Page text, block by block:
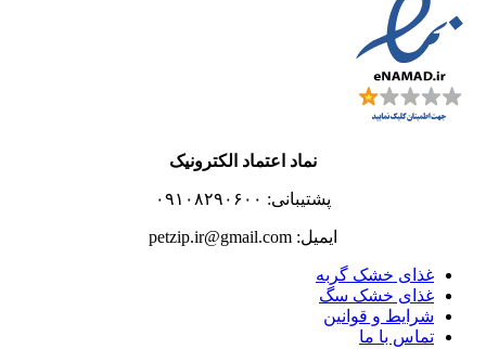
نماد اعتماد الکترونیک
پشتیبانی: ۰۹۱۰۸۲۹۰۶۰۰
ایمیل: petzip.ir@gmail.com
غذای خشک گربه
غذای خشک سگ
شرایط و قوانین
تماس با ما